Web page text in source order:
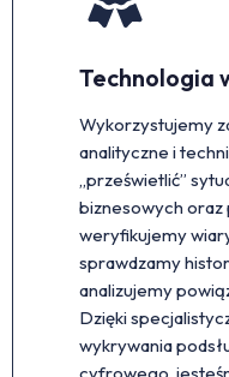
Technologia
Wykorzystujemy
analityczne i
„prześwietlić”
biznesowych
weryfikujemy
sprawdzamy
analizujemy
Dzięki
wykrywania